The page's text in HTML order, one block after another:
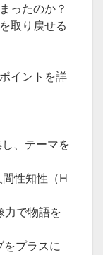
ったのか？
取り戻せる
イントを詳
、テーマを
性知性（H
で物語を
プラスに